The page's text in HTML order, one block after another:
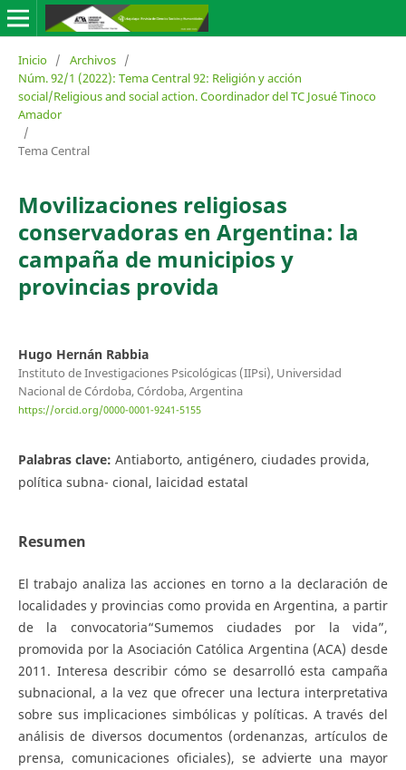
Inicio / Archivos /
Núm. 92/1 (2022): Tema Central 92: Religión y acción
social/Religious and social action. Coordinador del TC Josué Tinoco
Amador
/
Tema Central
Movilizaciones religiosas
conservadoras en Argentina: la
campaña de municipios y
provincias provida
Hugo Hernán Rabbia
Instituto de Investigaciones Psicológicas (IIPsi), Universidad
Nacional de Córdoba, Córdoba, Argentina
https://orcid.org/0000-0001-9241-5155
Palabras clave: Antiaborto, antigénero, ciudades provida,
política subna- cional, laicidad estatal
Resumen
El trabajo analiza las acciones en torno a la declaración de
localidades y provincias como provida en Argentina, a partir
de la convocatoria“Sumemos ciudades por la vida”,
promovida por la Asociación Católica Argentina (ACA) desde
2011. Interesa describir cómo se desarrolló esta campaña
subnacional, a la vez que ofrecer una lectura interpretativa
sobre sus implicaciones simbólicas y políticas. A través del
análisis de diversos documentos (ordenanzas, artículos de
prensa, comunicaciones oficiales), se advierte una mayor